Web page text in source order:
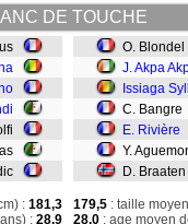
DE TOUCHE
: 181,3
: 28,9
O. Blondel
J. Akpa
Issiaga
C. Bangre
E. Rivière
Y.
D. Braaten
179,5 : taille
28,0 : age moyen